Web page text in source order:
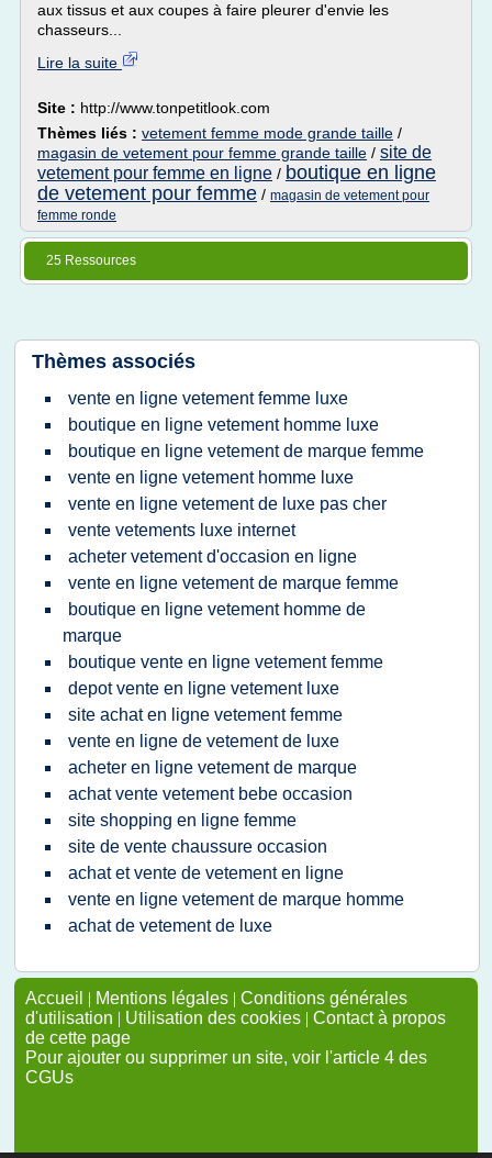
aux tissus et aux coupes à faire pleurer d'envie les
chasseurs...
Lire la suite
Site : http://www.tonpetitlook.com
Thèmes liés : vetement femme mode grande taille /
magasin de vetement pour femme grande taille / site de
vetement pour femme en ligne / boutique en ligne
de vetement pour femme / magasin de vetement pour
femme ronde
25 Ressources
Thèmes associés
vente en ligne vetement femme luxe
boutique en ligne vetement homme luxe
boutique en ligne vetement de marque femme
vente en ligne vetement homme luxe
vente en ligne vetement de luxe pas cher
vente vetements luxe internet
acheter vetement d'occasion en ligne
vente en ligne vetement de marque femme
boutique en ligne vetement homme de
marque
boutique vente en ligne vetement femme
depot vente en ligne vetement luxe
site achat en ligne vetement femme
vente en ligne de vetement de luxe
acheter en ligne vetement de marque
achat vente vetement bebe occasion
site shopping en ligne femme
site de vente chaussure occasion
achat et vente de vetement en ligne
vente en ligne vetement de marque homme
achat de vetement de luxe
Accueil | Mentions légales | Conditions générales
d'utilisation | Utilisation des cookies | Contact à propos
de cette page
Pour ajouter ou supprimer un site, voir l'article 4 des
CGUs